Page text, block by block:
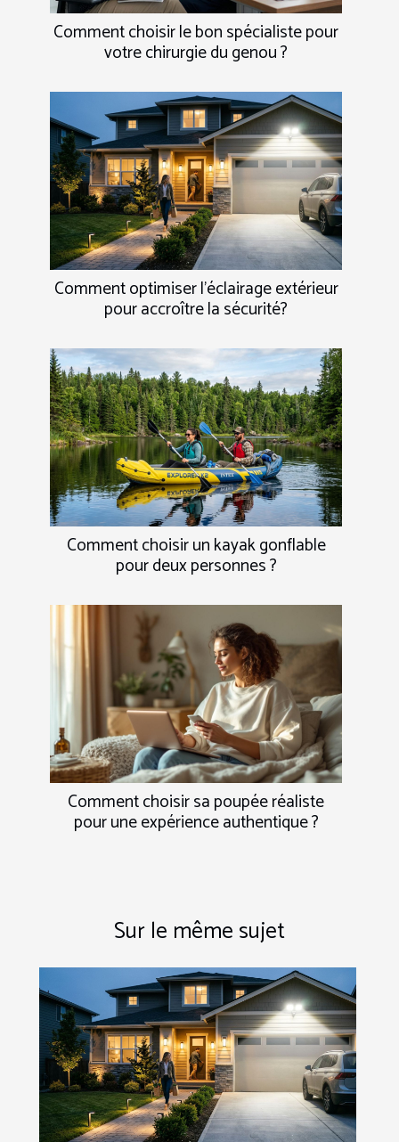
Comment choisir le bon spécialiste pour
votre chirurgie du genou ?
Comment optimiser l'éclairage extérieur
pour accroître la sécurité?
Comment choisir un kayak gonflable
pour deux personnes ?
Comment choisir sa poupée réaliste
pour une expérience authentique ?
Sur le même sujet